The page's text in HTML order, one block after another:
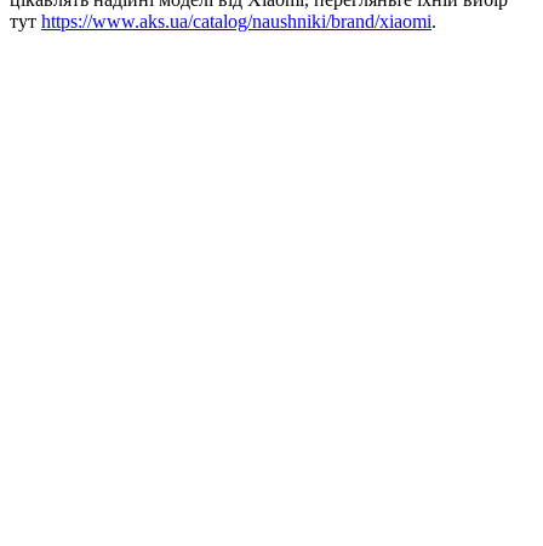
тут https://www.aks.ua/catalog/naushniki/brand/xiaomi.